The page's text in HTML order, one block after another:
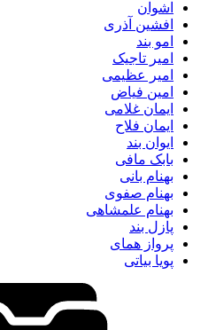
اشوان
افشین آذری
امو بند
امیر تاجیک
امیر عظیمی
امین فیاض
ایمان غلامی
ایمان فلاح
ایوان بند
بابک مافی
بهنام بانی
بهنام صفوی
بهنام علمشاهی
پازل بند
پرواز همای
پویا بیاتی